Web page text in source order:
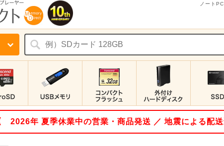
ノート
2026年 夏季休業中の営業・商品発送 ／ 地震による配